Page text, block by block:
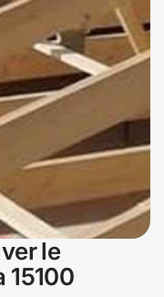
vos besoins et
Chez Bati
à vous guider tout
trouviez le
le
15100